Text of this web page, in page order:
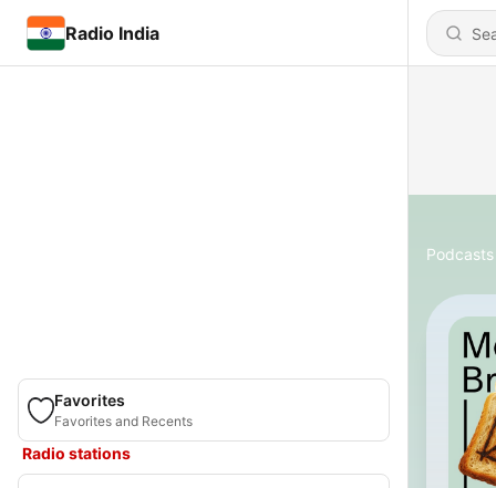
Radio India
Favorites
Favorites and Recents
Radio stations
Podcasts